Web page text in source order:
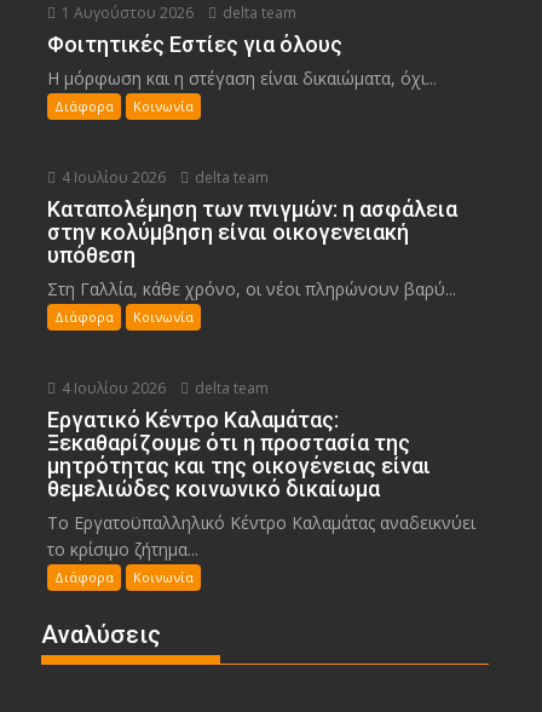
1 Αυγούστου 2026 delta team
Φοιτητικές Εστίες για όλους
Η μόρφωση και η στέγαση είναι δικαιώματα, όχι...
Διάφορα Κοινωνία
4 Ιουλίου 2026 delta team
Καταπολέμηση των πνιγμών: η ασφάλεια
στην κολύμβηση είναι οικογενειακή
υπόθεση
Στη Γαλλία, κάθε χρόνο, οι νέοι πληρώνουν βαρύ...
Διάφορα Κοινωνία
4 Ιουλίου 2026 delta team
Εργατικό Κέντρο Καλαμάτας:
Ξεκαθαρίζουμε ότι η προστασία της
μητρότητας και της οικογένειας είναι
θεμελιώδες κοινωνικό δικαίωμα
Το Εργατοϋπαλληλικό Κέντρο Καλαμάτας αναδεικνύει
το κρίσιμο ζήτημα...
Διάφορα Κοινωνία
Αναλύσεις